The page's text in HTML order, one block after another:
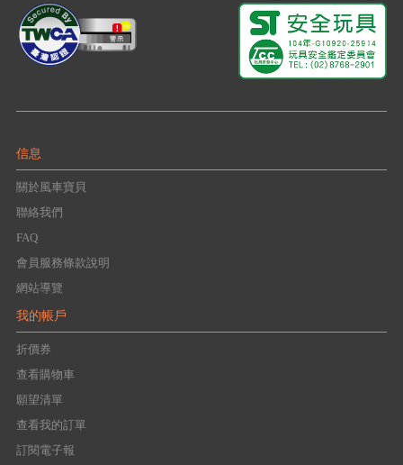
信息
關於風車寶貝
聯絡我們
FAQ
會員服務條款說明
網站導覽
我的帳戶
折價券
查看購物車
願望清單
查看我的訂單
訂閱電子報